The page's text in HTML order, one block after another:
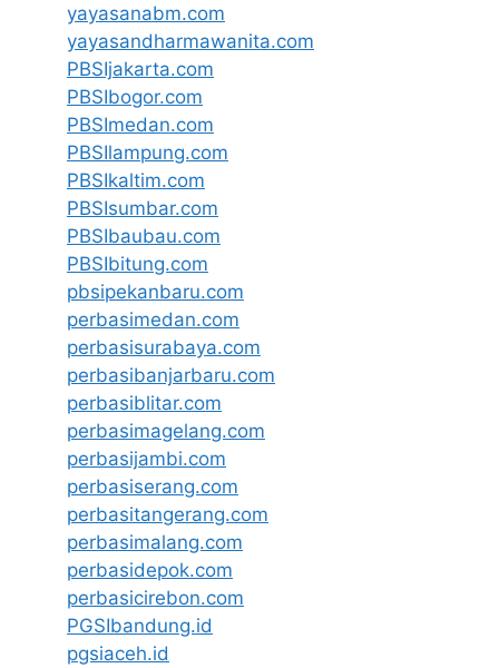
yayasanabm.com
yayasandharmawanita.com
PBSIjakarta.com
PBSIbogor.com
PBSImedan.com
PBSIlampung.com
PBSIkaltim.com
PBSIsumbar.com
PBSIbaubau.com
PBSIbitung.com
pbsipekanbaru.com
perbasimedan.com
perbasisurabaya.com
perbasibanjarbaru.com
perbasiblitar.com
perbasimagelang.com
perbasijambi.com
perbasiserang.com
perbasitangerang.com
perbasimalang.com
perbasidepok.com
perbasicirebon.com
PGSIbandung.id
pgsiaceh.id